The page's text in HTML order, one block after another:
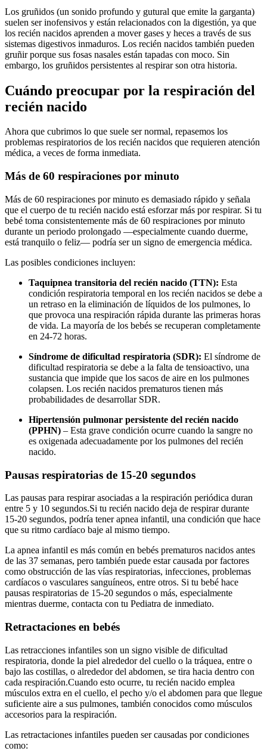
Los gruñidos (un sonido profundo y gutural que emite la garganta)
suelen ser inofensivos y están relacionados con la digestión, ya que
los recién nacidos aprenden a mover gases y heces a través de sus
sistemas digestivos inmaduros. Los recién nacidos también pueden
gruñir porque sus fosas nasales están tapadas con moco. Sin
embargo, los gruñidos persistentes al respirar son otra historia.
Cuándo preocupar por la respiración del
recién nacido
Ahora que cubrimos lo que suele ser normal, repasemos los
problemas respiratorios de los recién nacidos que requieren atención
médica, a veces de forma inmediata.
Más de 60 respiraciones por minuto
Más de 60 respiraciones por minuto es demasiado rápido y señala
que el cuerpo de tu recién nacido está esforzar más por respirar. Si tu
bebé toma consistentemente más de 60 respiraciones por minuto
durante un periodo prolongado —especialmente cuando duerme,
está tranquilo o feliz— podría ser un signo de emergencia médica.
Las posibles condiciones incluyen:
Taquipnea transitoria del recién nacido (TTN): Esta
condición respiratoria temporal en los recién nacidos se debe a
un retraso en la eliminación de líquidos de los pulmones, lo
que provoca una respiración rápida durante las primeras horas
de vida. La mayoría de los bebés se recuperan completamente
en 24-72 horas.
Síndrome de dificultad respiratoria (SDR): El síndrome de
dificultad respiratoria se debe a la falta de tensioactivo, una
sustancia que impide que los sacos de aire en los pulmones
colapsen. Los recién nacidos prematuros tienen más
probabilidades de desarrollar SDR.
Hipertensión pulmonar persistente del recién nacido
(PPHN) – Esta grave condición ocurre cuando la sangre no
es oxigenada adecuadamente por los pulmones del recién
nacido.
Pausas respiratorias de 15-20 segundos
Las pausas para respirar asociadas a la respiración periódica duran
entre 5 y 10 segundos.Si tu recién nacido deja de respirar durante
15-20 segundos, podría tener apnea infantil, una condición que hace
que su ritmo cardíaco baje al mismo tiempo.
La apnea infantil es más común en bebés prematuros nacidos antes
de las 37 semanas, pero también puede estar causada por factores
como obstrucción de las vías respiratorias, infecciones, problemas
cardíacos o vasculares sanguíneos, entre otros. Si tu bebé hace
pausas respiratorias de 15-20 segundos o más, especialmente
mientras duerme, contacta con tu Pediatra de inmediato.
Retractaciones en bebés
Las retracciones infantiles son un signo visible de dificultad
respiratoria, donde la piel alrededor del cuello o la tráquea, entre o
bajo las costillas, o alrededor del abdomen, se tira hacia dentro con
cada respiración.Cuando esto ocurre, tu recién nacido emplea
músculos extra en el cuello, el pecho y/o el abdomen para que llegue
suficiente aire a sus pulmones, también conocidos como músculos
accesorios para la respiración.
Las retractaciones infantiles pueden ser causadas por condiciones
como: